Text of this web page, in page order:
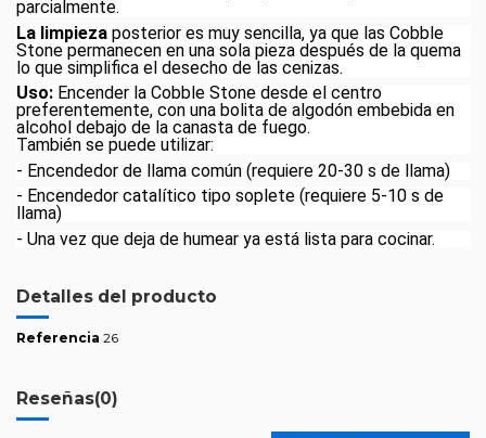
parcialmente.
La limpieza posterior es muy sencilla, ya que las Cobble
Stone permanecen en una sola pieza después de la quema
lo que simplifica el desecho de las cenizas.
Uso: Encender la Cobble Stone desde el centro
preferentemente, con una bolita de algodón embebida en
alcohol debajo de la canasta de fuego.
También se puede utilizar:
- Encendedor de llama común (requiere 20-30 s de llama)
- Encendedor catalítico tipo soplete (requiere 5-10 s de
llama)
- Una vez que deja de humear ya está lista para cocinar.
Detalles del producto
Referencia 26
Reseñas(0)